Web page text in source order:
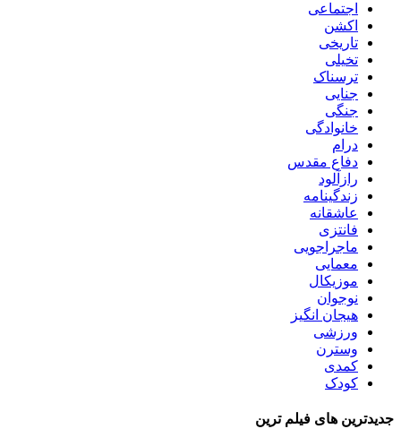
اجتماعی
اکشن
تاریخی
تخیلی
ترسناک
جنایی
جنگی
خانوادگی
درام
دفاع مقدس
رازآلود
زندگینامه
عاشقانه
فانتزی
ماجراجویی
معمایی
موزیکال
نوجوان
هیجان انگیز
ورزشی
وسترن
کمدی
کودک
جدیدترین های فیلم ترین